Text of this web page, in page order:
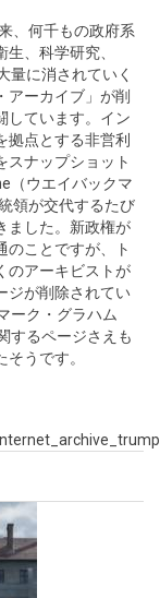
、何千もの政府系
、科学研究、
量に消されていく
アーカイブ」が削
しています。イン
拠点とする非営利
スナップショット
（ウエイバックマ
領が交代するたび
ました。新政権が
のことですが、ト
のアーキビストが
ジが削除されてい
ーク・グラハム
するページさえも
うです。